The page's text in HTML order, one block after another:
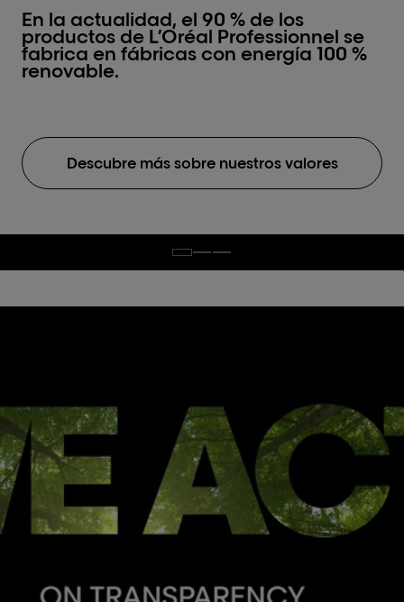
En la actualidad, el 90 % de los
productos de L’Oréal Professionnel se
fabrica en fábricas con energía 100 %
renovable.
Descubre más sobre nuestros valores